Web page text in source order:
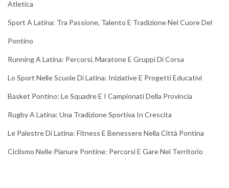
Atletica
Sport A Latina: Tra Passione, Talento E Tradizione Nel Cuore Del
Pontino
Running A Latina: Percorsi, Maratone E Gruppi Di Corsa
Lo Sport Nelle Scuole Di Latina: Iniziative E Progetti Educativi
Basket Pontino: Le Squadre E I Campionati Della Provincia
Rugby A Latina: Una Tradizione Sportiva In Crescita
Le Palestre Di Latina: Fitness E Benessere Nella Città Pontina
Ciclismo Nelle Pianure Pontine: Percorsi E Gare Nel Territorio